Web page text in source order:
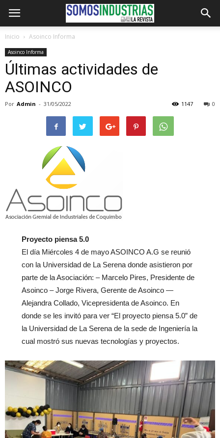
Inicio Asoinco Informa
Asoinco Informa
Últimas actividades de
ASOINCO
Por Admin - 31/05/2022 0
1147
Proyecto piensa 5.0
El día Miércoles 4 de mayo ASOINCO A.G se reunió
con la Universidad de La Serena donde asistieron por
parte de la Asociación: – Marcelo Pires, Presidente de
Asoinco – Jorge Rivera, Gerente de Asoinco —
Alejandra Collado, Vicepresidenta de Asoinco. En
donde se les invitó para ver “El proyecto piensa 5.0” de
la Universidad de La Serena de la sede de Ingeniería la
cual mostró sus nuevas tecnologías y proyectos.